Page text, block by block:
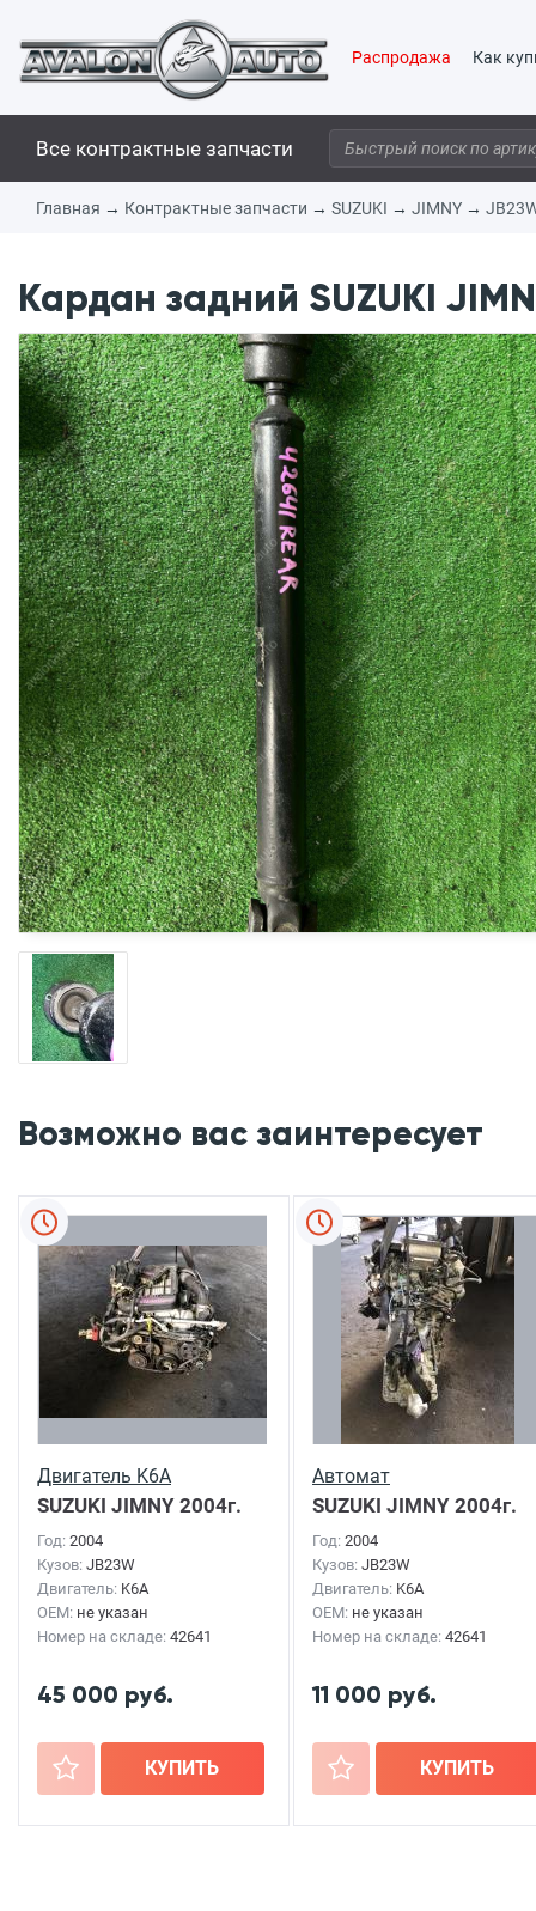
Распродажа Как
Все контрактные запчасти
Главная → Контрактные запчасти → SUZUKI → JIMNY →
Кардан задний SUZUKI
Возможно вас заинтересует
Двигатель K6A
SUZUKI JIMNY 2004г.
Год: 2004
Кузов: JB23W
Двигатель: K6A
OEM: не указан
Номер на складе: 42641
45 000 руб.
+ КУПИТЬ
Автомат
SUZUKI JIMNY 2004г.
Год: 2004
Кузов: JB23W
Двигатель: K6A
OEM: не указан
Номер на складе: 42641
11 000 руб.
+ КУПИТЬ